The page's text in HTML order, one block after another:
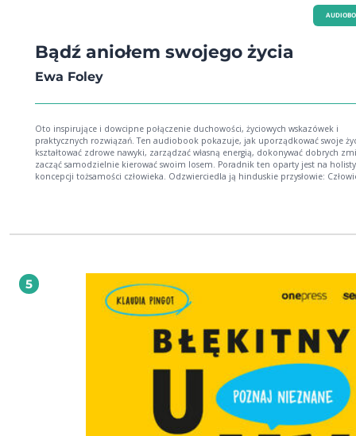
Bądź aniołem swojego życia
Ewa Foley
Oto inspirujące i dowcipne połączenie duchowości, życiowych wskazówek i
praktycznych rozwiązań. Ten audiobook pokazuje, jak uporządkować swoje
kształtować zdrowe nawyki, zarządzać własną energią, dokonywać dobrych
zacząć samodzielnie kierować swoim losem. Poradnik ten oparty jest na holistycznej
koncepcji tożsamości człowieka. Odzwierciedla ją hinduskie przysłowie:
swojej tożsamości według wskazówek Ewy Foley, a jakość twojego życia
medytacje, afirmacje, modlitwy.
5